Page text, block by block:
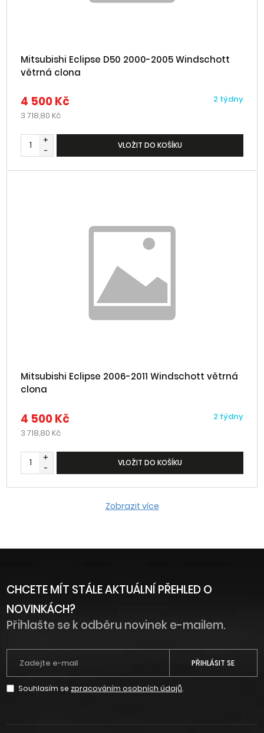
Mitsubishi Eclipse D50 2000-2005 Windschott
větrná clona
4 500 Kč
3 718,80 Kč
2 týdny
+
-
VLOŽIT DO KOŠÍKU
Mitsubishi Eclipse 2006-2011 Windschott větrná
clona
4 500 Kč
3 718,80 Kč
2 týdny
+
-
VLOŽIT DO KOŠÍKU
Zobrazit více
CHCETE MÍT STÁLE AKTUÁLNÍ PŘEHLED O
NOVINKÁCH?
Přihlašte se k odběru novinek e-mailem.
PŘIHLÁSIT SE
Souhlasím se zpracováním osobních údajů.